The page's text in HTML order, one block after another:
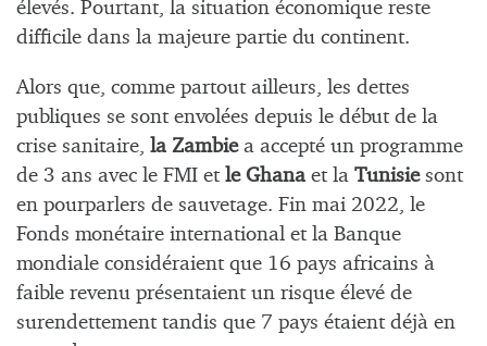
élevés. Pourtant, la situation économique reste
difficile dans la majeure partie du continent.
Alors que, comme partout ailleurs, les dettes
publiques se sont envolées depuis le début de la
crise sanitaire, la Zambiea accepté un programme
de 3 ans avec le FMI et le Ghana et la Tunisiesont
en pourparlers de sauvetage. Fin mai 2022, le
Fonds monétaire international et la Banque
mondiale considéraient que 16 pays africains à
faible revenu présentaient un risque élevé de
surendettement tandis que 7 pays étaient déjà en